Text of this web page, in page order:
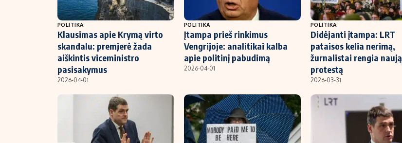
POLITIKA
Klausimas apie Krymą virto
skandalu: premjerė žada
aiškintis viceministro
pasisakymus
2026-04-01
POLITIKA
Įtampa prieš rinkimus
Vengrijoje: analitikai kalba
apie politinį pabudimą
2026-04-01
POLITIKA
Didėjanti įtampa: LRT
pataisos kelia nerimą,
žurnalistai rengia naują
protestą
2026-03-31